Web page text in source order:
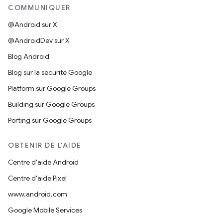
COMMUNIQUER
@Android sur X
@AndroidDev sur X
Blog Android
Blog sur la sécurité Google
Platform sur Google Groups
Building sur Google Groups
Porting sur Google Groups
OBTENIR DE L'AIDE
Centre d'aide Android
Centre d'aide Pixel
www.android.com
Google Mobile Services